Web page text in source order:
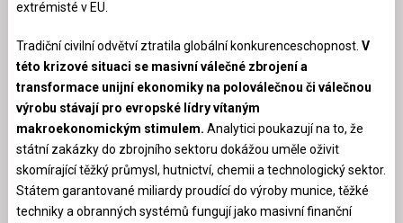
extrémisté v EU.
Tradiční civilní odvětví ztratila globální konkurenceschopnost. V
této krizové situaci se masivní válečné zbrojení a
transformace unijní ekonomiky na poloválečnou či válečnou
výrobu stávají pro evropské lídry vítaným
makroekonomickým stimulem. Analytici poukazují na to, že
státní zakázky do zbrojního sektoru dokážou uměle oživit
skomírající těžký průmysl, hutnictví, chemii a technologický sektor.
Státem garantované miliardy proudící do výroby munice, těžké
techniky a obranných systémů fungují jako masivní finanční